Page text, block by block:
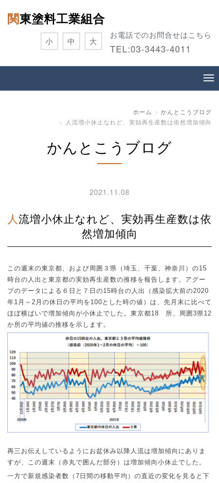
関東塗料工業組合
お電話でのお問合せはこちら
TEL:03-3443-4011
小 中 大
ホーム
かんとこうブログ
人流増小休止なれど、実効再生産数は依然増加傾向
かんとこうブログ
2021.11.08
人流増小休止なれど、実効再生産数は依
然増加傾向
この週末の東京都、および周囲３県（埼玉、千葉、神奈川）の15
時台の人出と東京都の実効再生産数の推移を報告します。アグー
プのデータによる６日と７日の15時台の人出（感染拡大前の2020
年1 月～ 2 月の休日の平均を 100 とした時の値）は、先月末に比べて
ほぼ横ばいで増加傾向が小休止でした。東京都18 ゕ所、周囲 3県12
か所の平均値の推移を示します。
再三お伝えしているようにお盆休み以降人流は増加傾向にありま
すが、この週末（赤丸で囲んだ部分）は増加傾向小休止でした。
一方で新規感染者数（ 7 日間の移動平均）の直近の変化を見ると下